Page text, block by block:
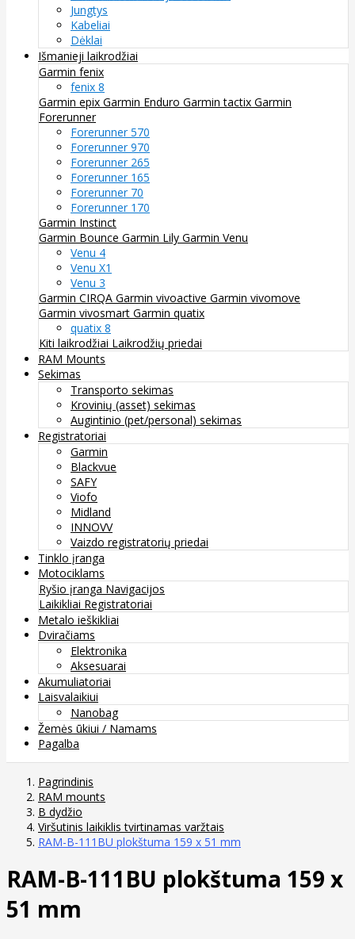
Jungtys
Kabeliai
Dėklai
Išmanieji laikrodžiai
Garmin fenix
fenix 8
Garmin epix Garmin Enduro Garmin tactix Garmin
Forerunner
Forerunner 570
Forerunner 970
Forerunner 265
Forerunner 165
Forerunner 70
Forerunner 170
Garmin Instinct
Garmin Bounce Garmin Lily Garmin Venu
Venu 4
Venu X1
Venu 3
Garmin CIRQA Garmin vivoactive Garmin vivomove
Garmin vivosmart Garmin quatix
quatix 8
Kiti laikrodžiai Laikrodžių priedai
RAM Mounts
Sekimas
Transporto sekimas
Krovinių (asset) sekimas
Augintinio (pet/personal) sekimas
Registratoriai
Garmin
Blackvue
SAFY
Viofo
Midland
INNOVV
Vaizdo registratorių priedai
Tinklo įranga
Motociklams
Ryšio įranga Navigacijos
Laikikliai Registratoriai
Metalo ieškikliai
Dviračiams
Elektronika
Aksesuarai
Akumuliatoriai
Laisvalaikiui
Nanobag
Žemės ūkiui / Namams
Pagalba
Pagrindinis
RAM mounts
B dydžio
Viršutinis laikiklis tvirtinamas varžtais
RAM-B-111BU plokštuma 159 x 51 mm
RAM-B-111BU plokštuma 159 x
51 mm